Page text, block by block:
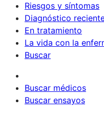
Riesgos y síntomas
Diagnóstico
En tratamiento
La vida con la
Buscar
Buscar médicos
Buscar ensayos